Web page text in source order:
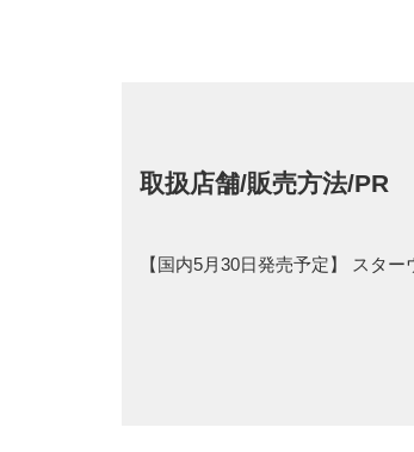
取扱店舗/販売方法/PR
【国内5月30日発売予定】 スタ